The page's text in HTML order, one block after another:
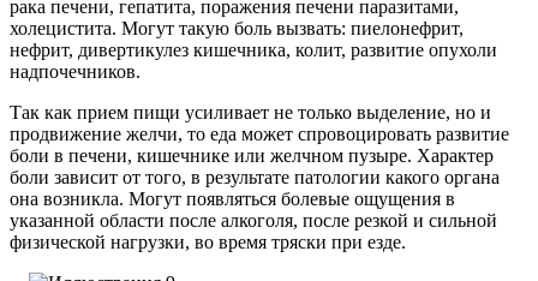
рака печени, гепатита, поражения печени паразитами,
холецистита. Могут такую боль вызвать: пиелонефрит,
нефрит, дивертикулез кишечника, колит, развитие опухоли
надпочечников.
Так как прием пищи усиливает не только выделение, но и
продвижение желчи, то еда может спровоцировать развитие
боли в печени, кишечнике или желчном пузыре. Характер
боли зависит от того, в результате патологии какого органа
она возникла. Могут появляться болевые ощущения в
указанной области после алкоголя, после резкой и сильной
физической нагрузки, во время тряски при езде.